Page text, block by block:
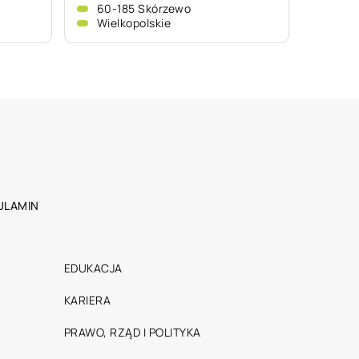
60-185 Skórzewo
Wielkopolskie
EDUKACJA
KARIERA
PRAWO, RZĄD I POLITYKA